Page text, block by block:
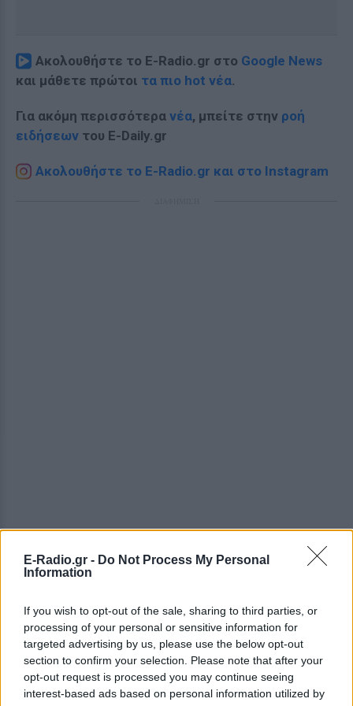
E-Radio.gr - Do Not Process My Personal
Information
If you wish to opt-out of the sale, sharing to third parties, or
processing of your personal or sensitive information for
targeted advertising by us, please use the below opt-out
section to confirm your selection. Please note that after your
opt-out request is processed you may continue seeing
interest-based ads based on personal information utilized by
Ακολουθήστε το E-Radio.gr στο Google News
και μάθετε πρώτοι τα πιο hot νέα.
Για ακόμη περισσότερα νέα, μπείτε στην ροή
ειδήσεων του E-Daily.gr
Ακολουθήστε το E-Radio.gr και στο Instagram
ΔΕΙΤΕ ΕΠΙΣΗΣ
ΣΤΗΝ ΙΔΙΑ ΚΑΤΗΓΟΡΙΑ
Βόλος: Ανάδοχη οικογένεια
βρήκε τοξικοεξαρτημένο
βρέφος που έζησε 8 μήνες σε